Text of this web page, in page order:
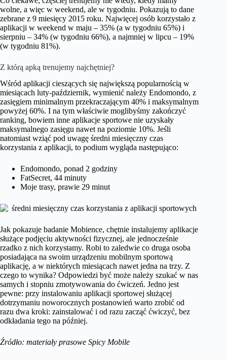
wolne, a więc w weekend, ale w tygodniu. Pokazują to dane
zebrane z 9 miesięcy 2015 roku. Najwięcej osób korzystało z
aplikacji w weekend w maju – 35% (a w tygodniu 65%) i
sierpniu – 34% (w tygodniu 66%), a najmniej w lipcu – 19%
(w tygodniu 81%).
Z którą apką trenujemy najchętniej?
Wśród aplikacji cieszących się największą popularnością w
miesiącach luty-październik, wymienić należy Endomondo, z
zasięgiem minimalnym przekraczającym 40% i maksymalnym
powyżej 60%. I na tym właściwie moglibyśmy zakończyć
ranking, bowiem inne aplikacje sportowe nie uzyskały
maksymalnego zasięgu nawet na poziomie 10%. Jeśli
natomiast wziąć pod uwagę średni miesięczny czas
korzystania z aplikacji, to podium wygląda następująco:
Endomondo, ponad 2 godziny
FatSecret, 44 minuty
Moje trasy, prawie 29 minut
Jak pokazuje badanie Mobience, chętnie instalujemy aplikacje
służące podjęciu aktywności fizycznej, ale jednocześnie
rzadko z nich korzystamy. Robi to zaledwie co druga osoba
posiadająca na swoim urządzeniu mobilnym sportową
aplikację, a w niektórych miesiącach nawet jedna na trzy. Z
czego to wynika? Odpowiedzi być może należy szukać w nas
samych i stopniu zmotywowania do ćwiczeń. Jedno jest
pewne: przy instalowaniu aplikacji sportowej służącej
dotrzymaniu noworocznych postanowień warto zrobić od
razu dwa kroki: zainstalować i od razu zacząć ćwiczyć, bez
odkładania tego na później.
Źródło: materiały prasowe Spicy Mobile